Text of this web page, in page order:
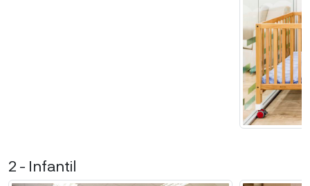
2 - Infantil